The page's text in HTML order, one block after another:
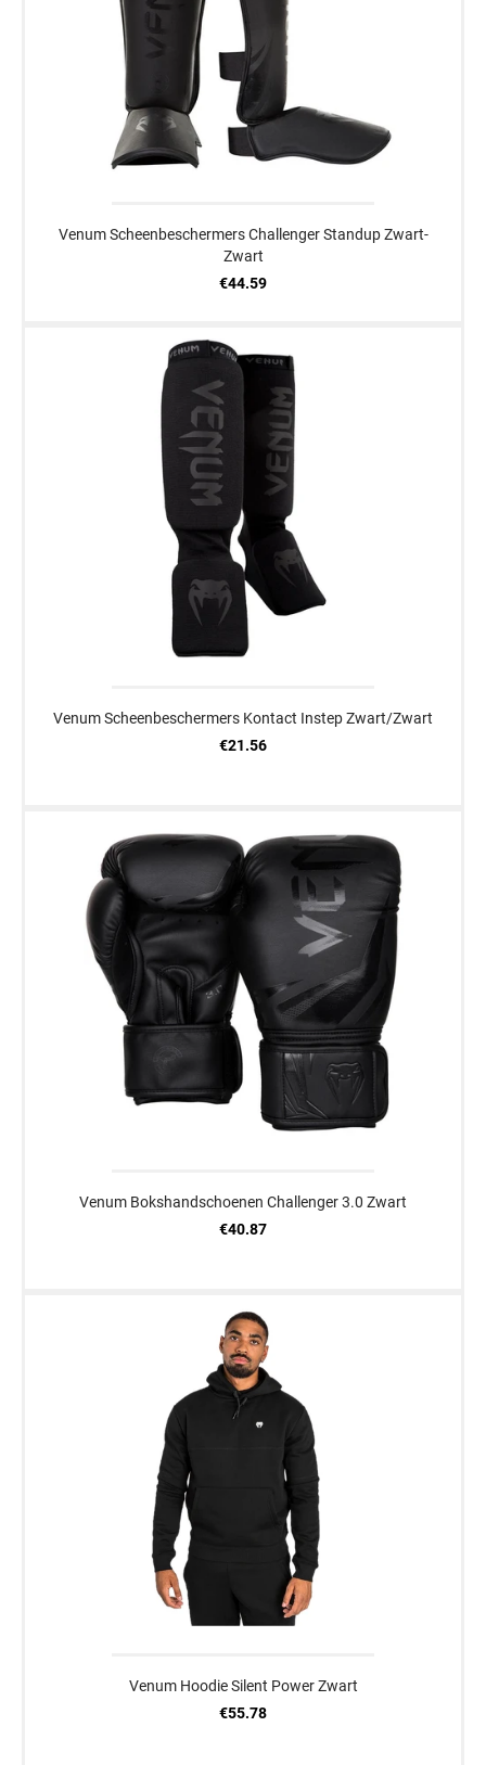
Venum Scheenbeschermers Challenger Standup Zwart-
Zwart
€44.59
Venum Scheenbeschermers Kontact Instep Zwart/Zwart
€21.56
Venum Bokshandschoenen Challenger 3.0 Zwart
€40.87
Venum Hoodie Silent Power Zwart
€55.78